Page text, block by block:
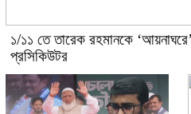
১/১১ তে তারেক রহমানকে
প্রসিকিউটর